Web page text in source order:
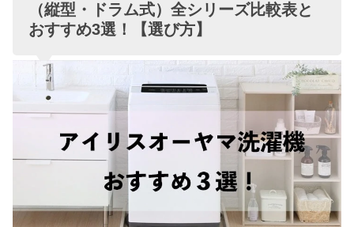
（縦型・ドラム式）全シリーズ比較表と
おすすめ3選！【選び方】